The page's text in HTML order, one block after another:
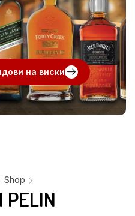
.
на виски
Shop
PELIN